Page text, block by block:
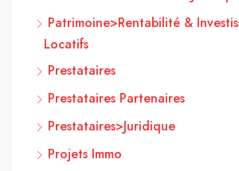
Patrimoine>Rentabilité &
Locatifs
Prestataires
Prestataires Partenaires
Prestataires>Juridique
Projets Immo